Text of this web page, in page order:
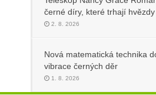
černé díry, které trhají hvězdy
2. 8. 2026
Nová matematická technika
vibrace černých děr
1. 8. 2026